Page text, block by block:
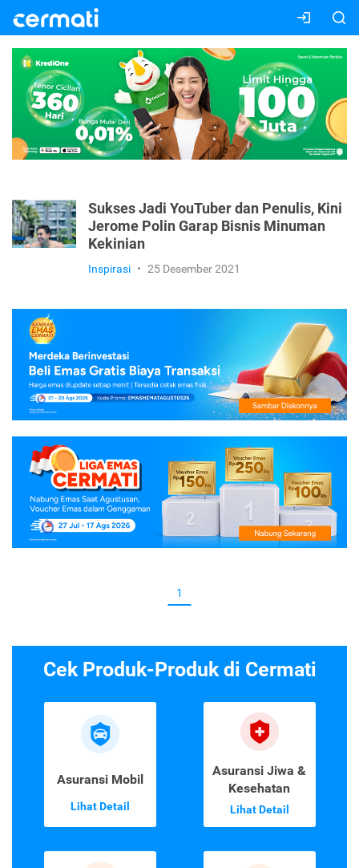
Sukses Jadi YouTuber dan Penulis, Kini
Jerome Polin Garap Bisnis Minuman
Kekinian
Inspirasi • 25 Desember 2021
1
Cek Produk-Produk di Cermati
Asuransi Mobil
Lihat Detail
Asuransi Jiwa &
Kesehatan
Lihat Detail